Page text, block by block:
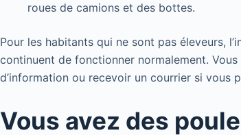
roues de camions et des bottes.
Pour les habitants qui ne sont pas éleveurs,
continuent de fonctionner normalement.
d’information ou recevoir un courrier si vous
Vous avez des